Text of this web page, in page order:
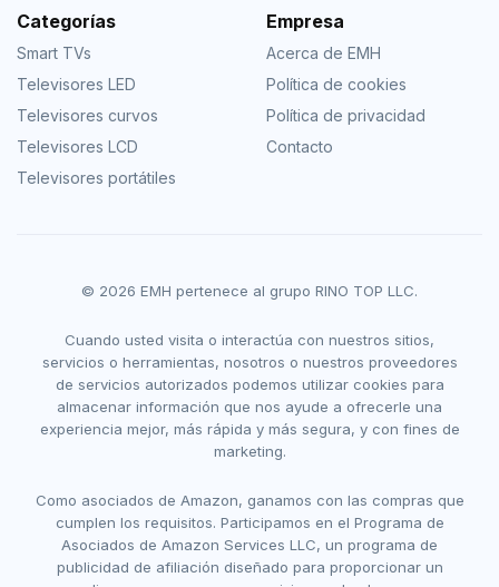
Categorías
Smart TVs
Televisores LED
Televisores curvos
Televisores LCD
Televisores portátiles
Empresa
Acerca de EMH
Política de cookies
Política de privacidad
Contacto
© 2026 EMH pertenece al grupo RINO TOP LLC.
Cuando usted visita o interactúa con nuestros sitios,
servicios o herramientas, nosotros o nuestros proveedores
de servicios autorizados podemos utilizar cookies para
almacenar información que nos ayude a ofrecerle una
experiencia mejor, más rápida y más segura, y con fines de
marketing.
Como asociados de Amazon, ganamos con las compras que
cumplen los requisitos. Participamos en el Programa de
Asociados de Amazon Services LLC, un programa de
publicidad de afiliación diseñado para proporcionar un